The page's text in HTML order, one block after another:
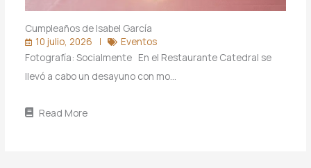
Cumpleaños de Isabel García
10 julio, 2026
Eventos
Fotografía: Socialmente En el Restaurante Catedral se
llevó a cabo un desayuno con mo…
Read More